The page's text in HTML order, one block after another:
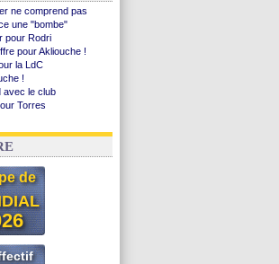
ne comprend pas
une "bombe"
pour Rodri
pour Akliouche !
la LdC
!
avec le club
Torres
le PSG !
de